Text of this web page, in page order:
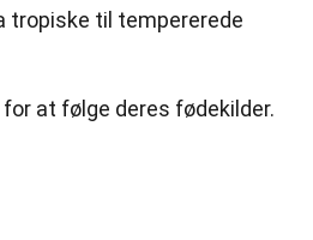
tropiske til tempererede
at følge deres fødekilder.